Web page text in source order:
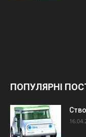
ПОПУЛЯРНІ